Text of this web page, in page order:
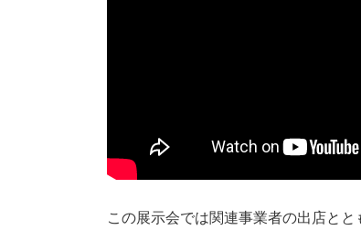
この展示会では関連事業者の出店と